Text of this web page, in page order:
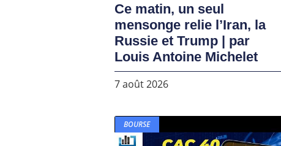
Ce matin, un seul
mensonge relie l’Iran, la
Russie et Trump | par
Louis Antoine Michelet
7 août 2026
BOURSE